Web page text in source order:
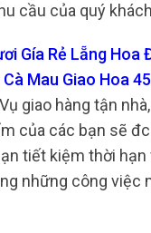
cầu của quý
Gía Rẻ Lẵng Hoa
Mau Giao Hoa
giao hàng tận
của các bạn sẽ
tiết kiệm thời
những công việc